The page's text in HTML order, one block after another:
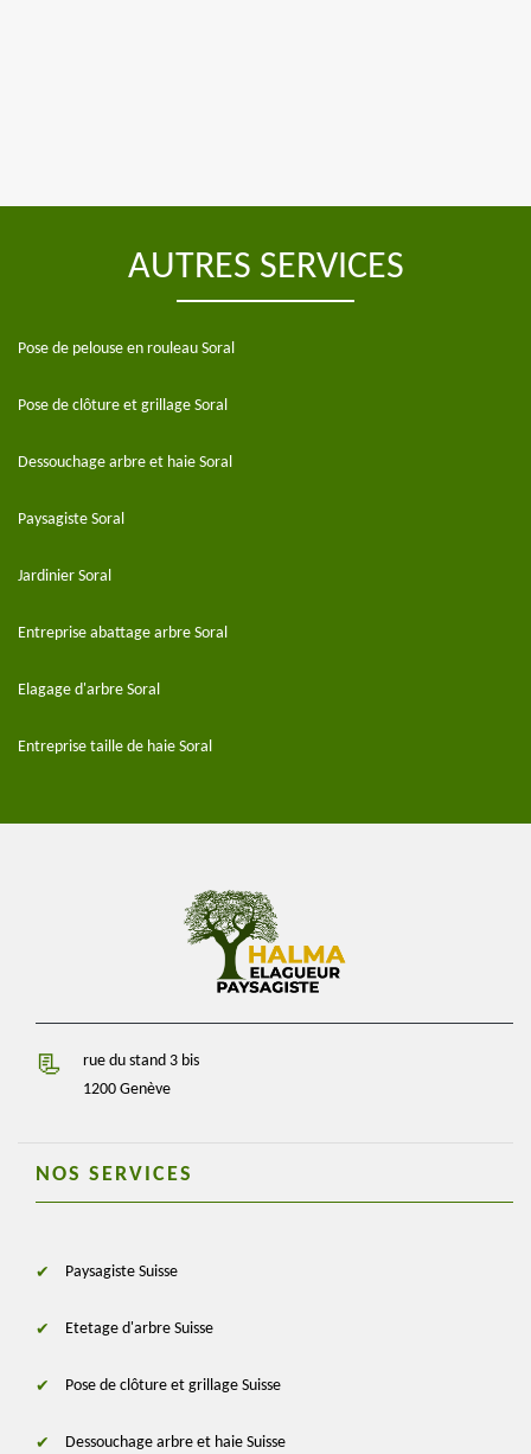
AUTRES SERVICES
Pose de pelouse en rouleau Soral
Pose de clôture et grillage Soral
Dessouchage arbre et haie Soral
Paysagiste Soral
Jardinier Soral
Entreprise abattage arbre Soral
Elagage d'arbre Soral
Entreprise taille de haie Soral
rue du stand 3 bis
1200 Genève
NOS SERVICES
Paysagiste Suisse
Etetage d'arbre Suisse
Pose de clôture et grillage Suisse
Dessouchage arbre et haie Suisse